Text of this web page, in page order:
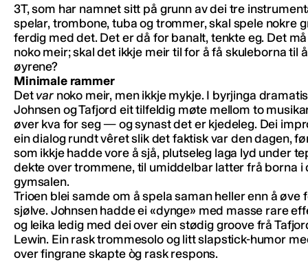
3T, som har namnet sitt på grunn av dei tre
spelar, trombone, tuba og trommer, skal spele nokre
ferdig med det. Det er då for banalt, tenkte eg. Det
noko meir; skal det ikkje meir til for å få skuleborna til
øyrene?
Minimale rammer
Detvarnoko meir, men ikkje mykje. I byrjinga
Johnsen og Tafjord eit tilfeldig møte mellom to
øver kva for seg — og synast det er kjedeleg. Dei
ein dialog rundt vêret slik det faktisk var den dagen,
som ikkje hadde vore å sjå, plutseleg laga lyd under
dekte over trommene, til umiddelbar latter frå borna i
gymsalen.
Trioen blei samde om å spela saman heller enn å øve
sjølve. Johnsen hadde ei «dynge» med masse rare
og leika ledig med dei over ein stødig groove frå
Lewin. Ein rask trommesolo og litt slapstick-humor
over fingrane skapte òg rask respons.